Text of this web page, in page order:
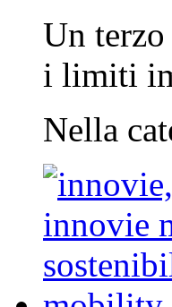
Un terzo
i limiti
Nella